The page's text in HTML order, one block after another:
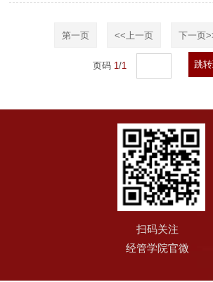
第一页 <<上一页 下一页
页码 1/1 跳转
扫码关注
经管学院官微